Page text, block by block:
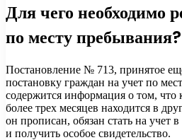
Для чего необходимо
по месту пребывания?
Постановление № 713, принятое
постановку граждан на учет по
содержится информация о том, что
более трех месяцев находится в
он прописан, обязан стать на учет
и получить особое свидетельство.